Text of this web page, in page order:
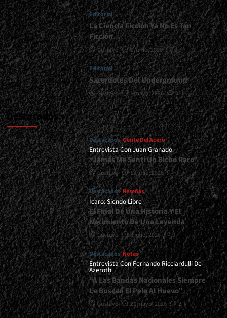
Nuevo
Material<span>
|
</span>
</small>
<div>Stairway
Trabaja
En
Nuevo
Disco</div>
Editorial
La Ciencia Ficción Ya No Es Tan
Ficción…
Gustavo 1 junio, 2026 0
Editorial
Sacerdotes Del Underground
Gustavo 1 mayo, 2026 0
Destacados
Destacados Gente Del Acero
Entrevista Con Juan Granado
“Jamás Me Sentí Un Bicho Raro”
Gustavo 13 julio, 2026 0
Destacados Reseñas
Ícaro: Siendo Libre
El Final De Una Historia Y El
Nacimiento De Una Leyenda
Gustavo 8 julio, 2026 0
Destacados Notas
Entrevista Con Fernando Ricciardulli De
Azeroth
“A Las Bandas Nacionales Siempre
Le Buscan El Pelo Al Huevo”
Gustavo 21 mayo, 2026 2